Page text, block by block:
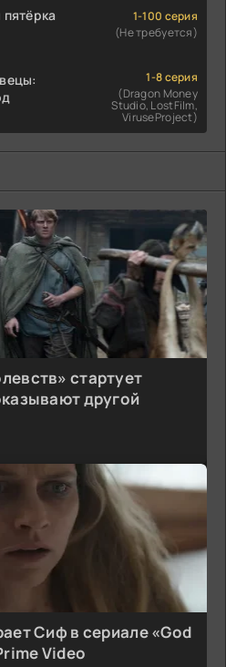
1-100 серия
(Не требуется)
1-8 серия
(Dragon Money
Studio, LostFilm,
ViruseProject)
стартует
другой
Сиф в сериале «God
Video